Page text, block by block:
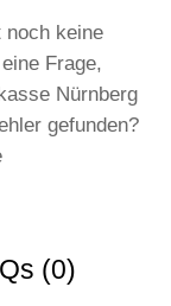
noch keine
Frage,
Nürnberg
gefunden?
(0)